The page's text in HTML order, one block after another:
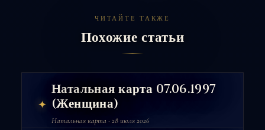
ЧИТАЙТЕ ТАКЖЕ
Похожие статьи
✦
Натальная карта 07.06.1997
(Женщина)
Натальная карта · 28 июля 2026